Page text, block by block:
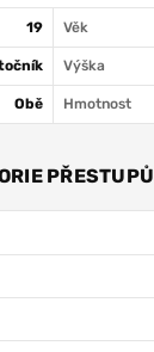
19 Věk
Výška
Obě Hmotnost
PŘESTUPŮ